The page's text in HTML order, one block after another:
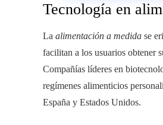
Tecnología en
La alimentación a medida se
facilitan a los usuarios obtener
Compañías líderes en
regímenes alimenticios
España y Estados Unidos.